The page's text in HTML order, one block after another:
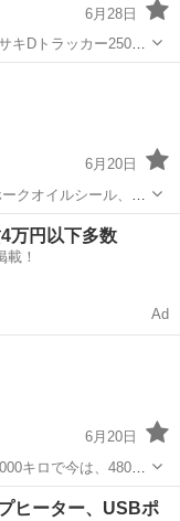
6月28日
キDトラッカー250に
。最近外装をガンメタ
フロントパッド新品
6月20日
クオイルシール、リ
ピストンシール前
サー、キャブ内すべ
万円以下多数
載！
Ad
6月20日
キロで今は、4800
、その他カスタムし
月まであります。 そ
ヒーター、USBポ